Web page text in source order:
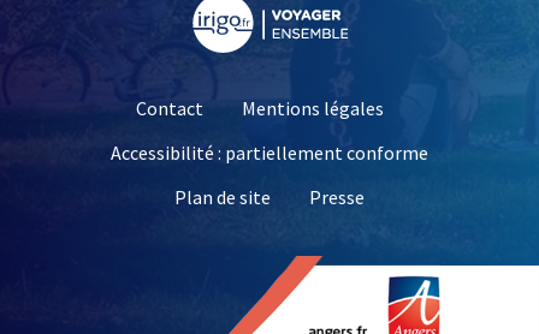
Contact
Mentions légales
Accessibilité : partiellement conforme
Plan de site
Presse